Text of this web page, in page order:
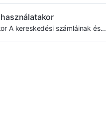
A kereskedési számláinak és...